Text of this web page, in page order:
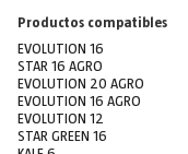
Productos compatibles
EVOLUTION 16
STAR 16 AGRO
EVOLUTION 20 AGRO
EVOLUTION 16 AGRO
EVOLUTION 12
STAR GREEN 16